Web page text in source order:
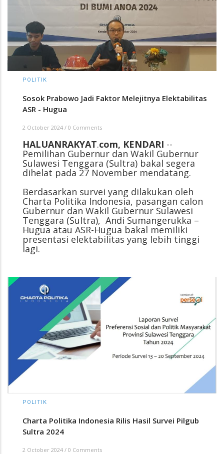
POLITIK
Sosok Prabowo Jadi Faktor Melejitnya Elektabilitas
ASR - Hugua
2 October 2024 / 0 Comments
HALUANRAKYAT.com, KENDARI --
Pemilihan Gubernur dan Wakil Gubernur
Sulawesi Tenggara (Sultra) bakal segera
dihelat pada 27 November mendatang.
Berdasarkan survei yang dilakukan oleh
Charta Politika Indonesia, pasangan calon
Gubernur dan Wakil Gubernur Sulawesi
Tenggara (Sultra), Andi Sumangerukka –
Hugua atau ASR-Hugua bakal memiliki
presentasi elektabilitas yang lebih tinggi
lagi.
POLITIK
Charta Politika Indonesia Rilis Hasil Survei Pilgub
Sultra 2024
2 October 2024 / 0 Comments